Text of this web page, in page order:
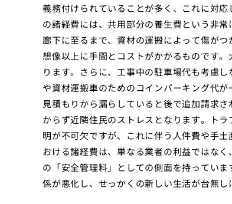
義務付けられていることが多く、これに対
の諸経費には、共用部分の養生費という非
廊下に至るまで、資材の運搬によって傷が
想像以上に手間とコストがかかるものです
ります。さらに、工事中の駐車場代も考慮
や資材運搬車のためのコインパーキング代
見積もりから漏らしていると後で追加請求
からず近隣住民のストレスとなります。ト
明が不可欠ですが、これに伴う人件費や手
おける諸経費は、単なる業者の利益ではな
の「安全管理料」としての側面を持ってい
係が悪化し、せっかくの新しい生活が台無